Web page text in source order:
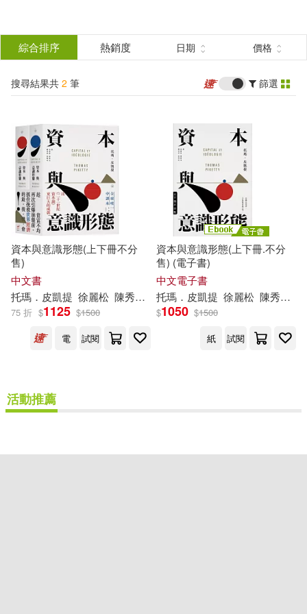
結
分類 (單選)
所有商品(2) 圖書(1)
電子書(1)
作者 (可複選)
出版社 (可複選)
綜合排序 熱銷度 日期 價格
搜尋結果共 2 筆 篩選
資本與意識形態(上下冊不分
售)
中文書
托瑪．皮凱提 徐麗松 陳秀萍 陳郁雯 黃明玲
75 折 $1125 $1500
電
試閱
資本與意識形態(上下冊.不分
售) (電子書)
中文電子書
托瑪．皮凱提 徐麗松 陳秀萍
$1050 $1500
紙
試閱
活動推薦